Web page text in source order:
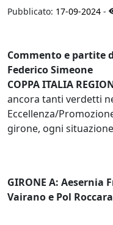
Pubblicato: 17-09-2024 -
Commento e partite
Federico Simeone
COPPA ITALIA
ancora tanti verdetti
Eccellenza/
girone, ogni
GIRONE A: Aesernia
Vairano e Pol